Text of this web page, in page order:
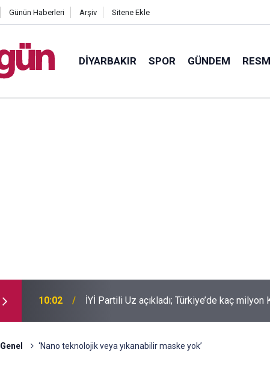
Günün Haberleri Arşiv Sitene Ekle
DIYARBAKIR SPOR GÜNDEM
09:54 Suça sürüklenen çocuklar için yeni
Genel ‘Nano teknolojik veya yıkanabilir maske yok’